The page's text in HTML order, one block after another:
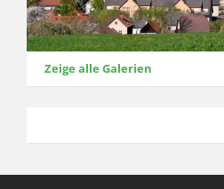
Zeige alle Galerien